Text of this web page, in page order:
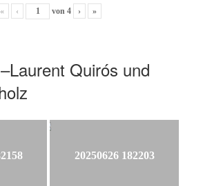
« ‹ von 4 › »
Quirós und
20250626 182203